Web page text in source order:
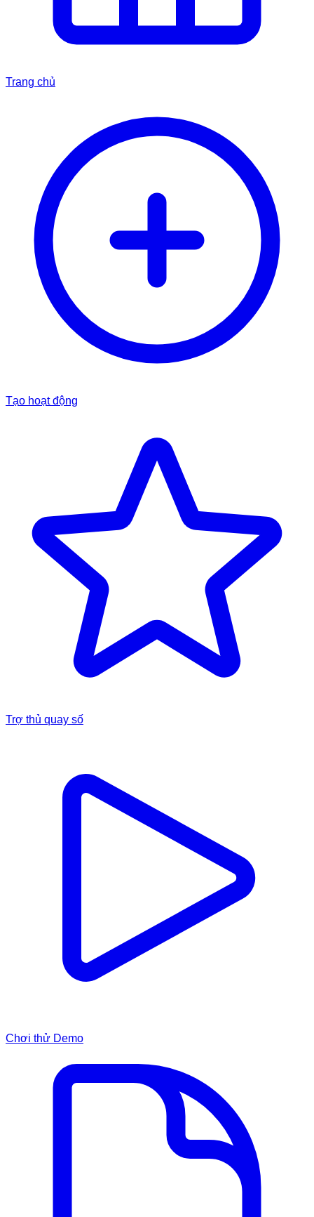
Trang chủ
Tạo hoạt động
Trợ thủ quay số
Chơi thử Demo